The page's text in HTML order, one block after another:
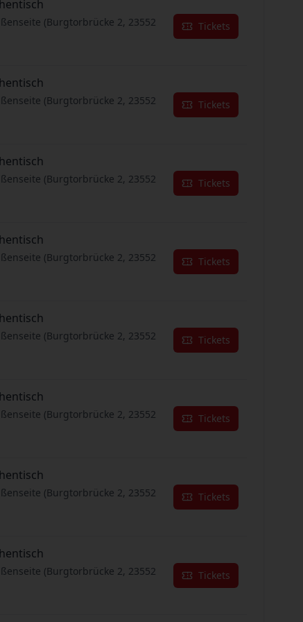
(Burgtorbrücke 2, 23552
Tickets
(Burgtorbrücke 2, 23552
Tickets
(Burgtorbrücke 2, 23552
Tickets
(Burgtorbrücke 2, 23552
Tickets
(Burgtorbrücke 2, 23552
Tickets
(Burgtorbrücke 2, 23552
Tickets
(Burgtorbrücke 2, 23552
Tickets
(Burgtorbrücke 2, 23552
Tickets